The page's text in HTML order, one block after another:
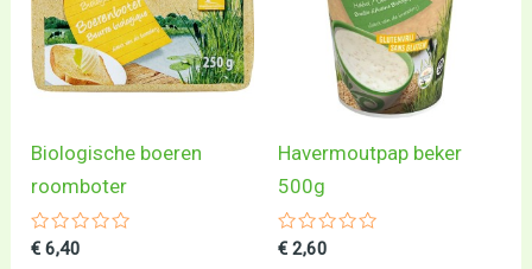
Biologische boeren
roomboter
Gewaardeerd
€ 6,40
Havermoutpap beker
500g
Gewaardeerd
€ 2,60